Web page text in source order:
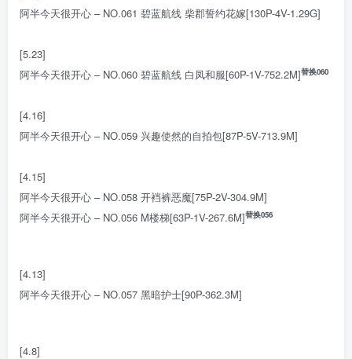
阿半今天很开心 – NO.061 碧蓝航线 柴郡誓约花嫁[130P-4V-1.29G]
[5.23]
阿半今天很开心 – NO.060 碧蓝航线 白凤和服[60P-1V-752.2M]替换060
[4.16]
阿半今天很开心 – NO.059 兴趣使然的自拍包[87P-5V-713.9M]
[4.15]
阿半今天很开心 – NO.058 开裆裤恶魔[75P-2V-304.9M]
阿半今天很开心 – NO.056 M楼梯[63P-1V-267.6M]替换056
[4.13]
阿半今天很开心 – NO.057 黑暗护士[90P-362.3M]
[4.8]